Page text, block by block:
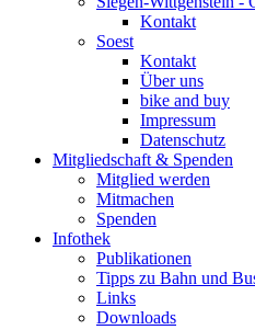
Kontakt
Soest
Kontakt
Über uns
bike and buy
Impressum
Datenschutz
Mitgliedschaft & Spenden
Mitglied werden
Mitmachen
Spenden
Infothek
Publikationen
Tipps zu Bahn und
Links
Downloads